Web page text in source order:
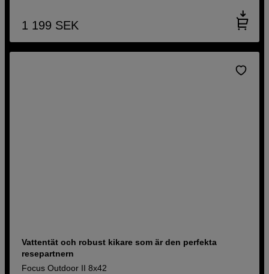
1 199 SEK
Vattentät och robust kikare som är den perfekta
resepartnern
Focus Outdoor II 8x42